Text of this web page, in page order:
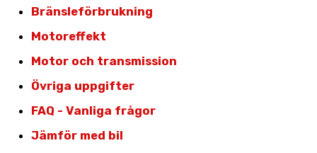
Bränsleförbrukning
Motoreffekt
Motor och transmission
Övriga uppgifter
FAQ - Vanliga frågor
Jämför med bil